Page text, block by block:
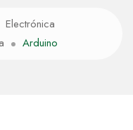
Electrónica
Arduino